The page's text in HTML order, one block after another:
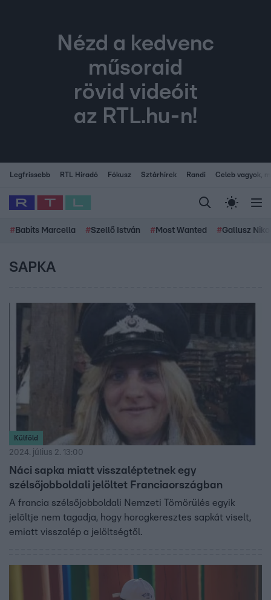
Nézd a kedvenc
műsoraid
rövid videóit
az RTL.hu-n!
Legfrissebb RTL Híradó Fókusz Sztárhírek Randi Celeb vagyok,
# Babits Marcella #Szellő István # Most Wanted #Gallusz
SAPKA
Külföld
2024. július 2. 13:00
Náci sapka miatt visszaléptetnek egy
szélsőjobboldali jelöltet Franciaországban
A francia szélsőjobboldali Nemzeti Tömörülés egyik
jelöltje nem tagadja, hogy horogkeresztes sapkát viselt,
emiatt visszalép a jelöltségtől.